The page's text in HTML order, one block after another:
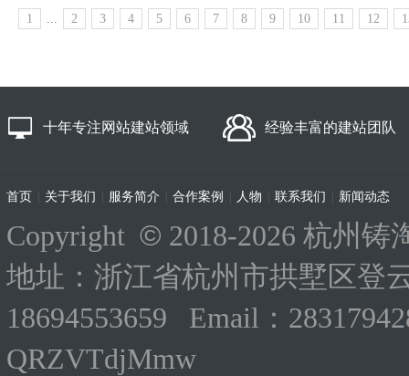
1 ... 2 3 4 5 6 7 8 9 10 11 12
十年专注网站建站领域 经验丰富的建站团队
首页 关于我们 服务简介 合作案例 人物 联系我们 新闻动态
Copyright © 2018-2026 杭州铸
地址：浙江省杭州市拱墅区登
18694553659 Email：
QRZVTdjMmw